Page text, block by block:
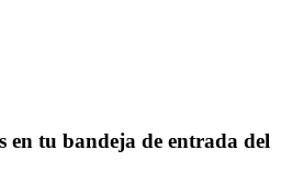
en tu bandeja de entrada del